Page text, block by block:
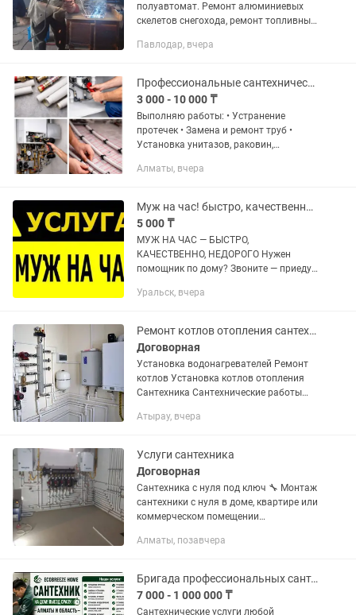
полуавтомат. Ремонт алюминиевых
скелетов снегохода, ремонт топливных
цветных металлов.
Павлодар, вчера
Профессиональные сантехнические услуги.
3 000 - 10 000 ₸
Выполняю работы: • Устранение
протечек • Замена и ремонт труб •
Установка унитазов, раковин,
котлов • Радиаторы отопления •
давление воды •...
Алматы, вчера
Муж на час! быстро, качественно, недорого
5 000 ₸
МУЖ НА ЧАС — БЫСТРО,
КАЧЕСТВЕННО, НЕДОРОГО Нужен
помощник по дому? Звоните — приеду,
бытового ремонта: Сантехника: •
смесителей,...
Уральск, вчера
Ремонт котлов отопления сантехника
Договорная
Установка водонагревателей Ремонт
котлов Установка котлов отопления
Сантехника Сантехнические работы
ОТОПЛЕНИЯ Напольных и настенных
Атырау, вчера
Услуги сантехника
Договорная
Сантехника с нуля под ключ 🔧 Монтаж
сантехники с нуля в доме, квартире или
коммерческом помещении
виды сантехнических работ под ключ: •
Алматы, позавчера
Бригада профессиональных сантехников
7 000 - 1 000 000 ₸
Сантехнические услуги любой